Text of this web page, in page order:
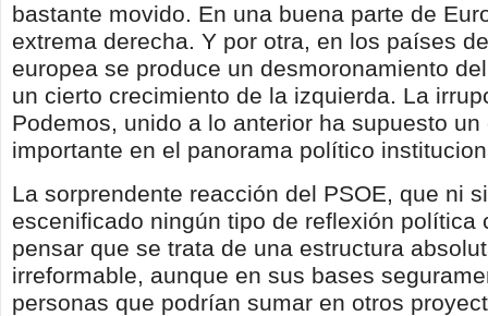
bastante movido. En una buena parte de
extrema derecha. Y por otra, en los países
europea se produce un desmoronamiento
un cierto crecimiento de la izquierda. La
Podemos, unido a lo anterior ha supuesto un
importante en el panorama político
La sorprendente reacción del PSOE, que ni
escenificado ningún tipo de reflexión política
pensar que se trata de una estructura
irreformable, aunque en sus bases
personas que podrían sumar en otros